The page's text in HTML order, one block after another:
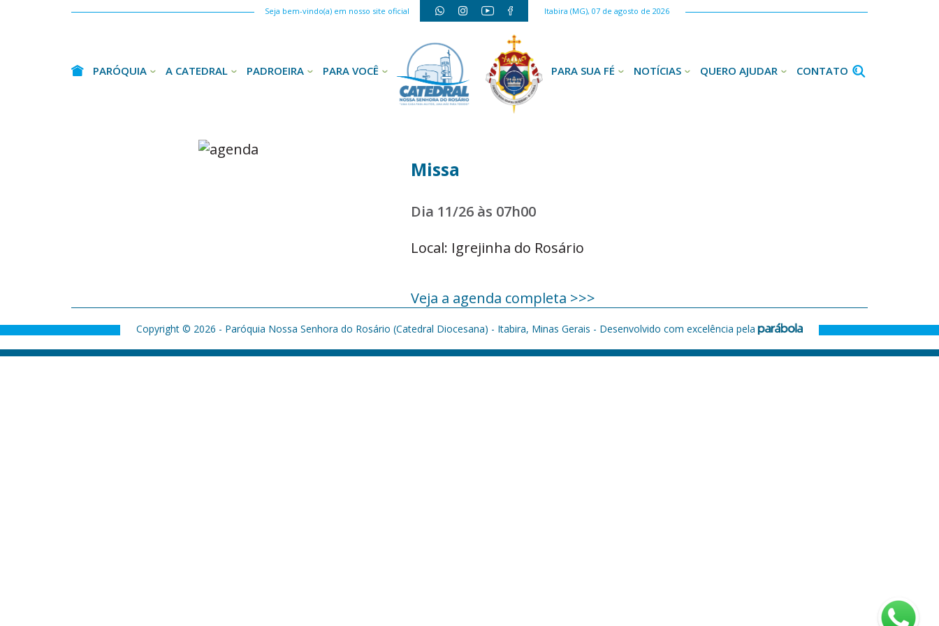
Seja bem-vindo(a) em nosso site oficial Itabira (MG), 07 de agosto de 2026
PARÓQUIA A CATEDRAL PADROEIRA PARA VOCÊ PARA SUA FÉ NOTÍCIAS QUERO AJUDAR CONTATO
Missa
Dia 11/26 às 07h00
Local: Igrejinha do Rosário
Veja a agenda completa >>>
Copyright © 2026 - Paróquia Nossa Senhora do Rosário (Catedral Diocesana) - Itabira, Minas Gerais - Desenvolvido com excelência pela